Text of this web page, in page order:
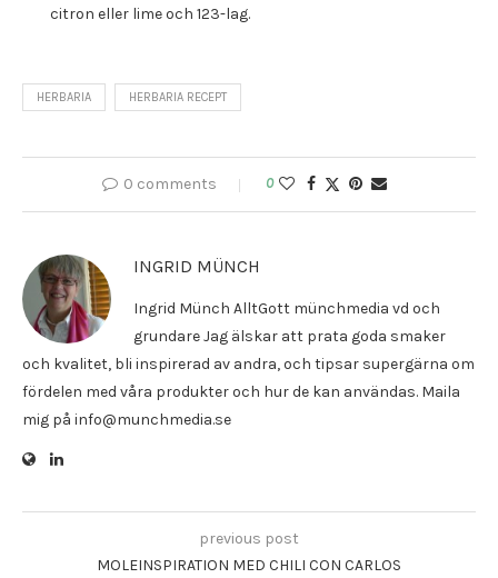
citron eller lime och 123-lag.
HERBARIA HERBARIA RECEPT
0 comments 0
INGRID MÜNCH
Ingrid Münch AlltGott münchmedia vd och
grundare Jag älskar att prata goda smaker
och kvalitet, bli inspirerad av andra, och tipsar supergärna om
fördelen med våra produkter och hur de kan användas. Maila
mig på info@munchmedia.se
previous post
MOLEINSPIRATION MED CHILI CON CARLOS